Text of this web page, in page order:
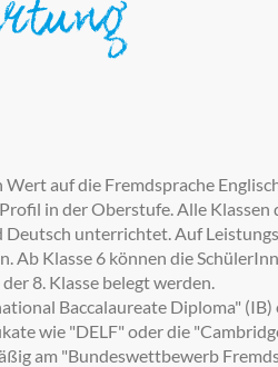
auf die Fremdsprache
in der Oberstufe. Alle Klassen
unterrichtet. Auf
Ab Klasse 6 können die
8. Klasse belegt werden.
Baccalaureate Diploma"
wie "DELF" oder die
am "Bundeswettbewerb